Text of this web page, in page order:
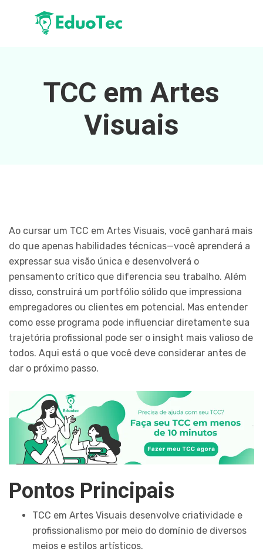
TCC em Artes
Visuais
Ao cursar um TCC em Artes Visuais, você ganhará mais
do que apenas habilidades técnicas—você aprenderá a
expressar sua visão única e desenvolverá o
pensamento crítico que diferencia seu trabalho. Além
disso, construirá um portfólio sólido que impressiona
empregadores ou clientes em potencial. Mas entender
como esse programa pode influenciar diretamente sua
trajetória profissional pode ser o insight mais valioso de
todos. Aqui está o que você deve considerar antes de
dar o próximo passo.
Pontos Principais
TCC em Artes Visuais desenvolve criatividade e
profissionalismo por meio do domínio de diversos
meios e estilos artísticos.